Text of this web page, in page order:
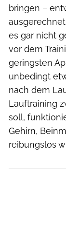
bringen –
es gar nicht
vor dem
geringsten
unbedingt
nach dem
Lauftraining
soll,
Gehirn,
reibungslos